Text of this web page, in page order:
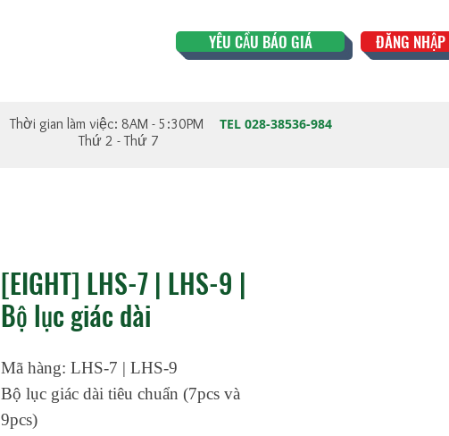
YÊU CẦU BÁO GIÁ ĐĂNG
TEL 028-38536-984
Thời gian làm việc: 8AM - 5:30PM
Thứ 2 - Thứ 7
[EIGHT] LHS-7 | LHS-9 |
Bộ lục giác dài
Mã hàng: LHS-7 | LHS-9
Bộ lục giác dài tiêu chuẩn (7pcs và
9pcs)